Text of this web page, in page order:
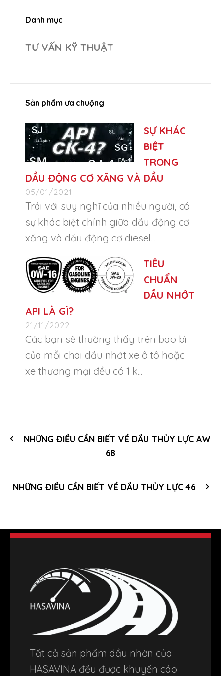
Danh mục
TƯ VẤN KỸ THUẬT
Sản phẩm ưa chuộng
SỰ KHÁC
BIỆT
TRONG
DẦU ĐỘNG CƠ XĂNG VÀ DẦU
05/01/2021
Trái với suy nghĩ của nhiều người, có
sự khác biệt chính giữa dầu động cơ
xăng và dầu động cơ diesel...
TIÊU
CHUẨN
DẦU NHỚT
API LÀ GÌ?
21/11/2022
Các bạn sẽ thường thấy trên bao bì
của mỗi chai dầu nhớt xe ô tô hoặc
xe thương mại đều có 1 k...
NHỮNG ĐIỀU CẦN BIẾT VỀ DẦU THỦY LỰC AW
68
NHỮNG ĐIỀU CẦN BIẾT VỀ DẦU THỦY LỰC 46
Tất cả sản phẩm dầu nhờn của
HASAVINA đều được khuyến cáo